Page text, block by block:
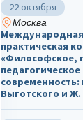
22 октября
Москва
практическая
«Философское,
Выготского и